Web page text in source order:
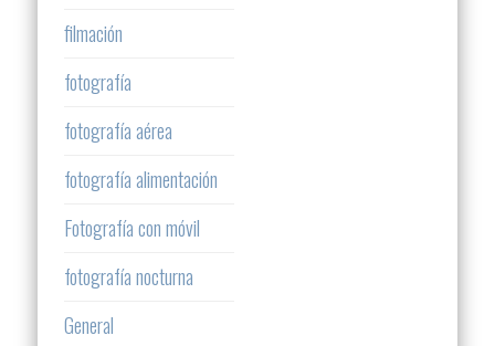
filmación
fotografía
fotografía aérea
fotografía alimentación
Fotografía con móvil
fotografía nocturna
General